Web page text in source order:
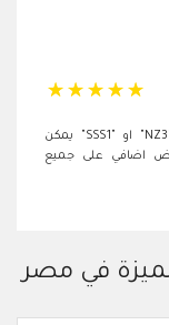
☆ ☆ ☆ ☆ ☆
كود خصم نايس ون جديد 2026 هذا: "NZ5" او "NZ3" او "SSS1" يمكن
للحصول على 10% تخفيض اضافي على جميع
في مصر